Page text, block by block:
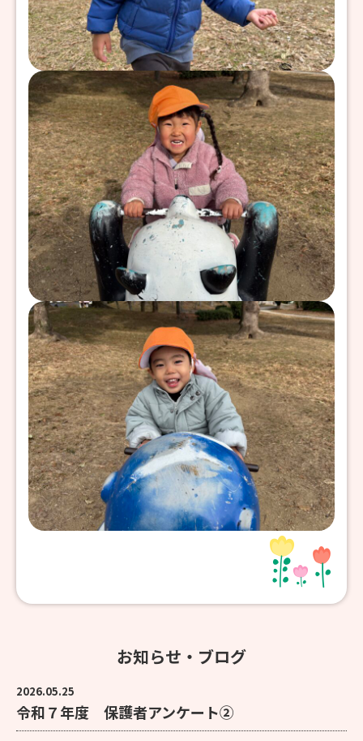
お知らせ・ブログ
2026.05.25
令和７年度 保護者アンケート②